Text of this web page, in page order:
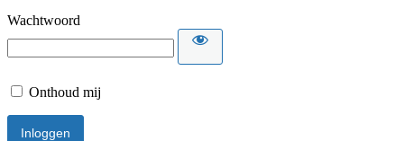
Wachtwoord
Onthoud mij